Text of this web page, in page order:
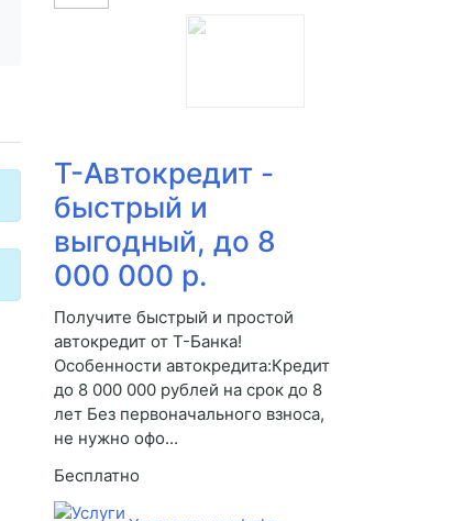
Т-Автокредит -
быстрый и
выгодный, до 8
000 000 р.
Получите быстрый и простой
автокредит от Т-Банка!
Особенности автокредита:Кредит
до 8 000 000 рублей на срок до 8
лет Без первоначального взноса,
не нужно офо...
Бесплатно